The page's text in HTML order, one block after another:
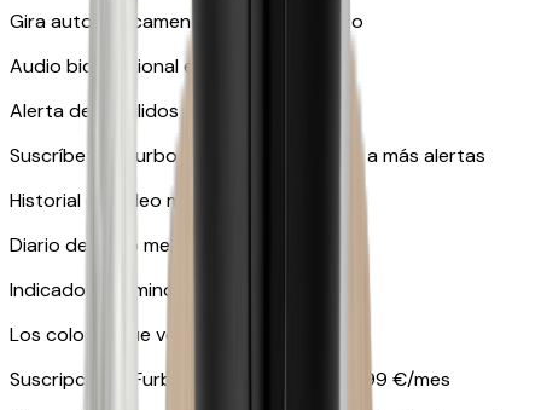
Gira automáticamente y sigue a tu gato
Audio bidireccional en tiempo real
Alerta de maullidos
Suscríbete a Furbo Nanny para acceder a más alertas
Historial de vídeo mediante suscripción
Diario del gato mediante suscripción
Indicadores luminosos en amarillo y azul
Los colores que ven las mascotas
Suscripción a Furbo Nanny a partir de 6,99 €/mes